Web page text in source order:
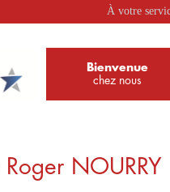
À votre
Bienvenue
chez nous
Roger NOURRY